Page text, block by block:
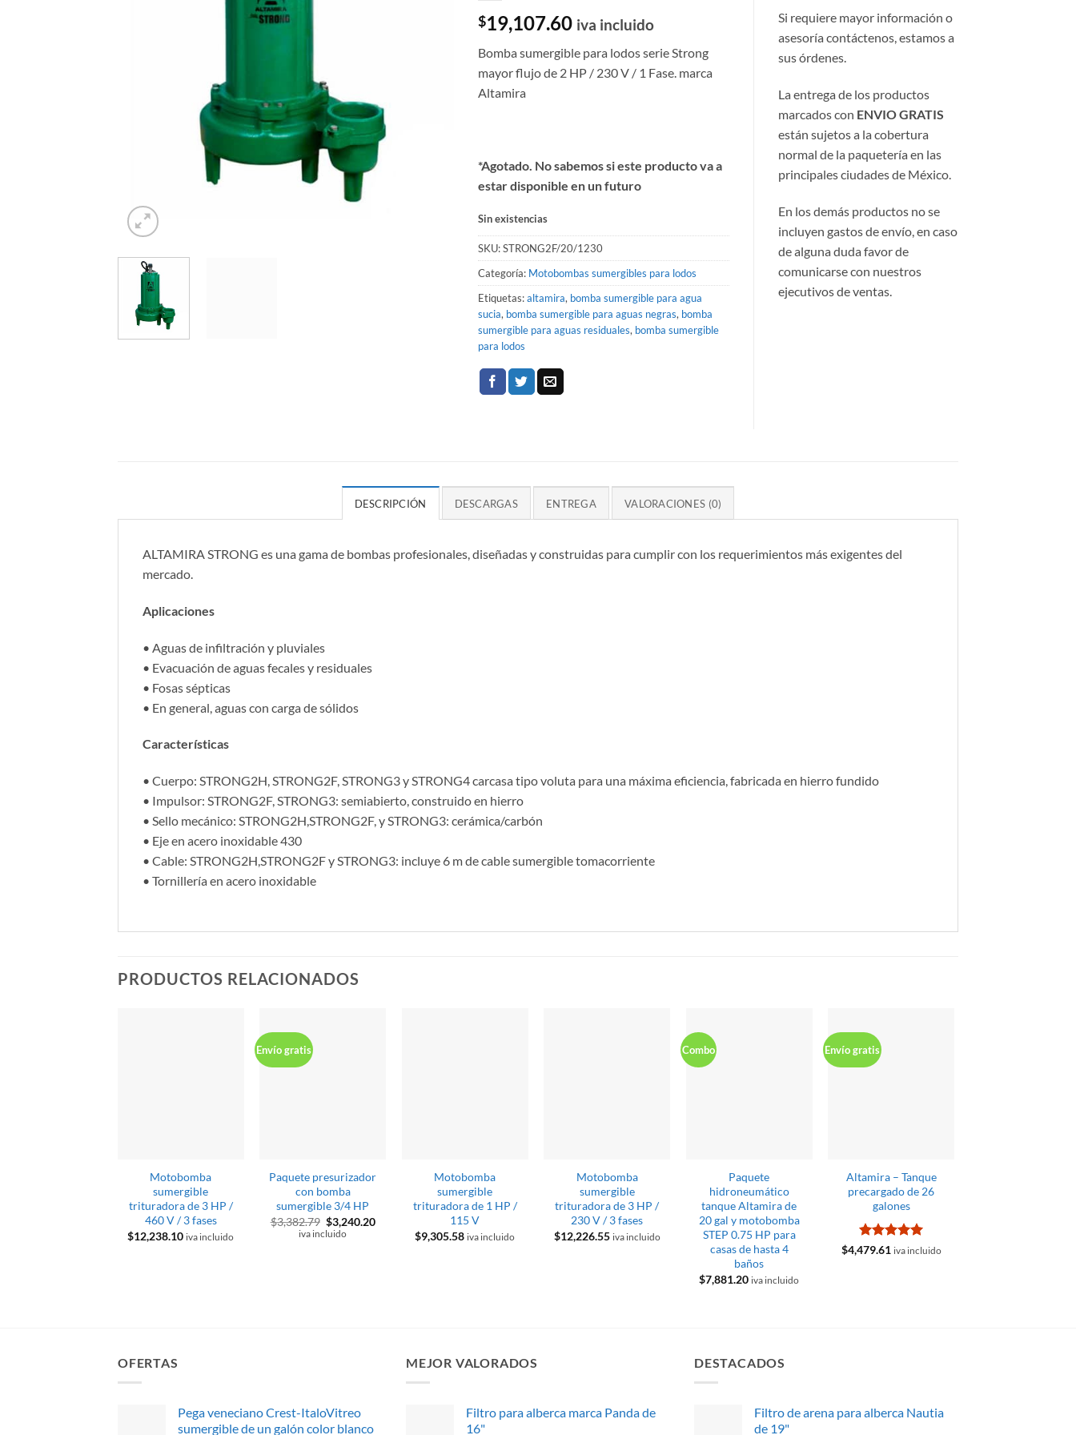
$19,107.60 iva incluido
Bomba sumergible para lodos serie Strong
mayor flujo de 2 HP / 230 V / 1 Fase. marca
Altamira
*Agotado. No sabemos si este producto va a
estar disponible en un futuro
Sin existencias
SKU:STRONG2F/20/1230
Categoría: Motobombas sumergibles para lodos
Etiquetas:altamira, bomba sumergible para agua
sucia, bomba sumergible para aguas negras, bomba
sumergible para aguas residuales, bomba sumergible
para lodos
Si requiere mayor información o
asesoría contáctenos, estamos a
sus órdenes.
La entrega de los productos
marcados con ENVIO GRATIS
están sujetos a la cobertura
normal de la paquetería en las
principales ciudades de México.
En los demás productos no se
incluyen gastos de envío, en caso
de alguna duda favor de
comunicarse con nuestros
ejecutivos de ventas.
DESCRIPCIÓN DESCARGAS ENTREGA VALORACIONES (0)
ALTAMIRA STRONG es una gama de bombas profesionales, diseñadas y construidas para cumplir con los requerimientos más exigentes del
mercado.
Aplicaciones
• Aguas de infiltración y pluviales
• Evacuación de aguas fecales y residuales
• Fosas sépticas
• En general, aguas con carga de sólidos
Características
• Cuerpo: STRONG2H, STRONG2F, STRONG3 y STRONG4 carcasa tipo voluta para una máxima eficiencia, fabricada en hierro fundido
• Impulsor: STRONG2F, STRONG3: semiabierto, construido en hierro
• Sello mecánico: STRONG2H,STRONG2F, y STRONG3: cerámica/carbón
• Eje en acero inoxidable 430
• Cable: STRONG2H,STRONG2F y STRONG3: incluye 6 m de cable sumergible tomacorriente
• Tornillería en acero inoxidable
PRODUCTOS RELACIONADOS
Motobomba
sumergible
trituradora de 3 HP /
460 V / 3 fases
$12,238.10 iva incluido
Envío gratis
Paquete presurizador
con bomba
sumergible 3/4 HP
$3,382.79 El
precio
$3,240.20El
iva incluido
Motobomba
sumergible
trituradora de 1 HP /
115 V
$9,305.58 iva incluido
Motobomba
sumergible
trituradora de 3 HP /
230 V / 3 fases
$12,226.55 iva incluido
Combo
Paquete
hidroneumático
tanque Altamira de
20 gal y motobomba
STEP 0.75 HP para
casas de hasta 4
baños
$7,881.20 iva incluido
Envío gratis
Altamira – Tanque
precargado de 26
galones
Valorado
$4,479.61 iva incluido
OFERTAS
Pega veneciano Crest-ItaloVitreo
sumergible de un galón color blanco
MEJOR VALORADOS
Filtro para alberca marca Panda de
16"
DESTACADOS
Filtro de arena para alberca Nautia
de 19"